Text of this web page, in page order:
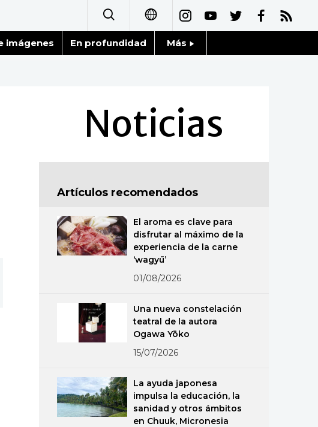
日本語
简体字
繁體字
العربية
Русский
imágenes En profundidad Más
Fragmentos de Japón
Gente
Blog
Tokio
Avisos
Noticias
Artículos recomendados
El aroma es clave para
disfrutar al máximo de la
experiencia de la carne
‘wagyū’
01/08/2026
Una nueva constelación
teatral de la autora
Ogawa Yōko
15/07/2026
La ayuda japonesa
impulsa la educación, la
sanidad y otros ámbitos
en Chuuk, Micronesia